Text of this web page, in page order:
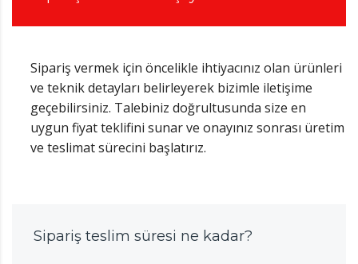
Sipariş vermek için öncelikle ihtiyacınız olan ürünleri
ve teknik detayları belirleyerek bizimle iletişime
geçebilirsiniz. Talebiniz doğrultusunda size en
uygun fiyat teklifini sunar ve onayınız sonrası üretim
ve teslimat sürecini başlatırız.
Sipariş teslim süresi ne kadar?